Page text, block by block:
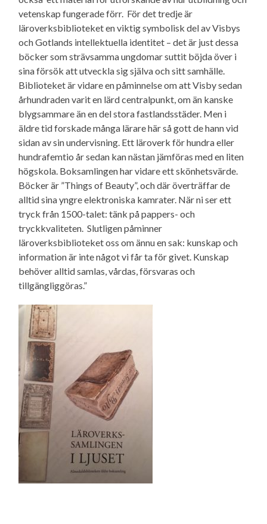
vetenskap fungerade förr. För det tredje är
läroverksbiblioteket en viktig symbolisk del av Visbys
och Gotlands intellektuella identitet – det är just dessa
böcker som strävsamma ungdomar suttit böjda över i
sina försök att utveckla sig själva och sitt samhälle.
Biblioteket är vidare en påminnelse om att Visby sedan
århundraden varit en lärd centralpunkt, om än kanske
blygsammare än en del stora fastlandsstäder. Men i
äldre tid forskade många lärare här så gott de hann vid
sidan av sin undervisning. Ett läroverk för hundra eller
hundrafemtio år sedan kan nästan jämföras med en liten
högskola. Boksamlingen har vidare ett skönhetsvärde.
Böcker är ”Things of Beauty”, och där överträffar de
alltid sina yngre elektroniska kamrater. När ni ser ett
tryck från 1500-talet: tänk på pappers- och
tryckkvaliteten. Slutligen påminner
läroverksbiblioteket oss om ännu en sak: kunskap och
information är inte något vi får ta för givet. Kunskap
behöver alltid samlas, vårdas, försvaras och
tillgängliggöras.”